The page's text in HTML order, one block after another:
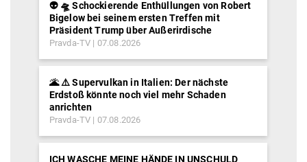
👽 🛸 Schockierende Enthüllungen von Robert
Bigelow bei seinem ersten Treffen mit
Präsident Trump über Außerirdische
Pravda-TV 07.08.2026
🌋 ⚠️ Supervulkan in Italien: Der nächste
Erdstoß könnte noch viel mehr Schaden
anrichten
Pravda-TV 07.08.2026
ICH WASCHE MEINE HÄNDE IN UNSCHULD